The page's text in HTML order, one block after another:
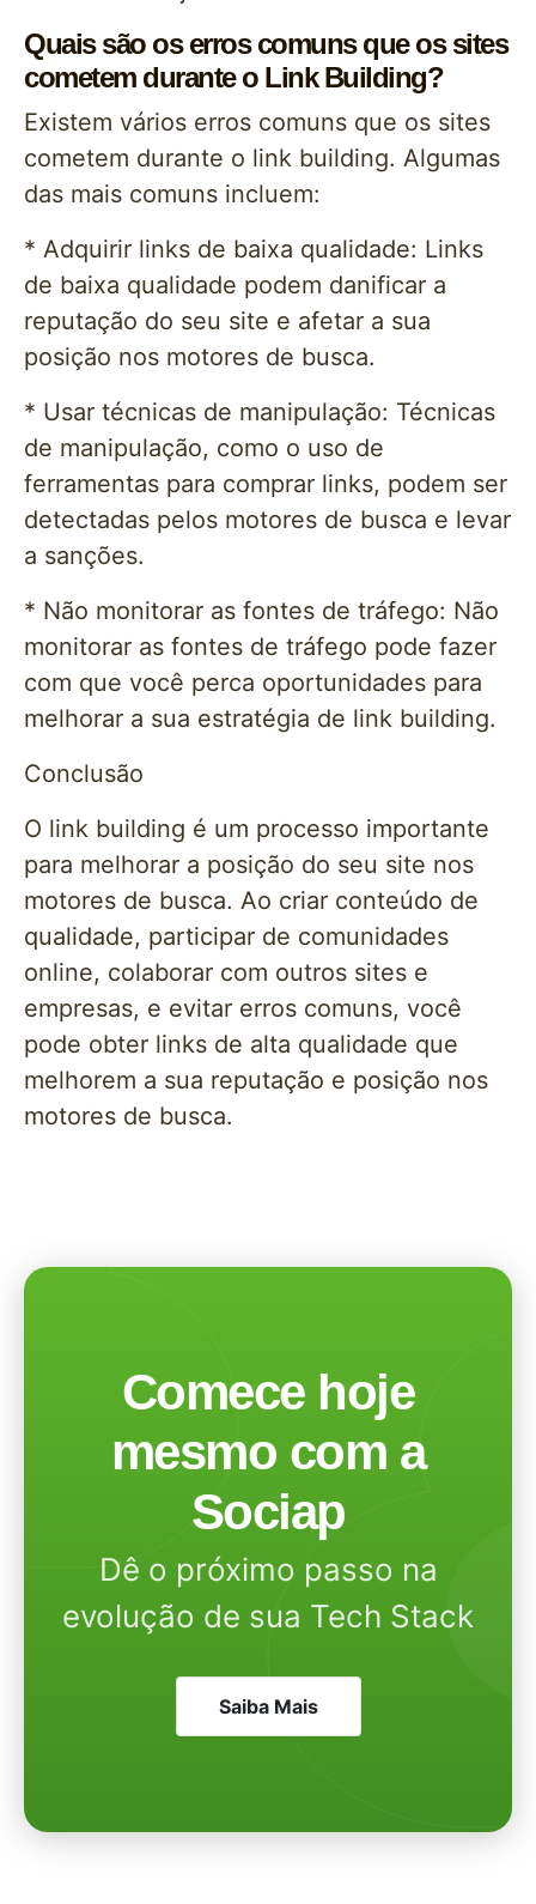
Quais são os erros comuns que os sites
cometem durante o Link Building?
Existem vários erros comuns que os sites
cometem durante o link building. Algumas
das mais comuns incluem:
* Adquirir links de baixa qualidade: Links
de baixa qualidade podem danificar a
reputação do seu site e afetar a sua
posição nos motores de busca.
* Usar técnicas de manipulação: Técnicas
de manipulação, como o uso de
ferramentas para comprar links, podem ser
detectadas pelos motores de busca e levar
a sanções.
* Não monitorar as fontes de tráfego: Não
monitorar as fontes de tráfego pode fazer
com que você perca oportunidades para
melhorar a sua estratégia de link building.
Conclusão
O link building é um processo importante
para melhorar a posição do seu site nos
motores de busca. Ao criar conteúdo de
qualidade, participar de comunidades
online, colaborar com outros sites e
empresas, e evitar erros comuns, você
pode obter links de alta qualidade que
melhorem a sua reputação e posição nos
motores de busca.
Comece hoje
mesmo com a
Sociap
Dê o próximo passo na
evolução de sua Tech Stack
Saiba Mais